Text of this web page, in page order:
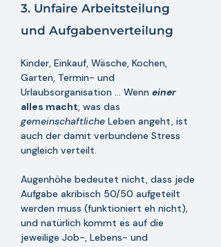
3. Unfaire Arbeitsteilung
und Aufgabenverteilung
Kinder, Einkauf, Wäsche, Kochen,
Garten, Termin- und
Urlaubsorganisation ... Wenn einer
alles macht, was das
gemeinschaftliche Leben angeht, ist
auch der damit verbundene Stress
ungleich verteilt.
Augenhöhe bedeutet nicht, dass jede
Aufgabe akribisch 50/50 aufgeteilt
werden muss (funktioniert eh nicht),
und natürlich kommt es auf die
jeweilige Job-, Lebens- und